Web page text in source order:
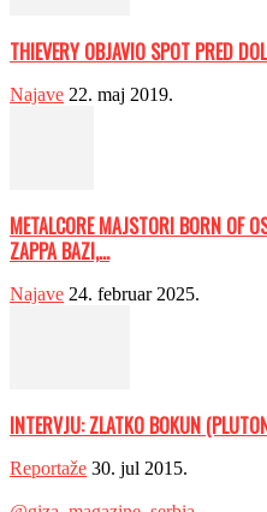
THIEVERY OBJAVIO SPOT PRED
Najave 22. maj 2019.
METALCORE MAJSTORI BORN OF
ZAPPA BAZI,...
Najave 24. februar 2025.
INTERVJU: ZLATKO BOKUN
Reportaže 30. jul 2015.